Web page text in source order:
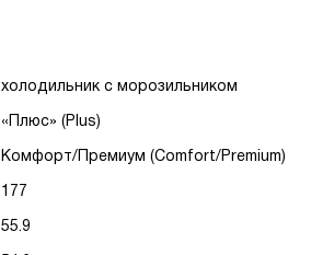
холодильник с морозильником
«Плюс» (Plus)
Комфорт/Премиум (Comfort/Premium)
177
55.9